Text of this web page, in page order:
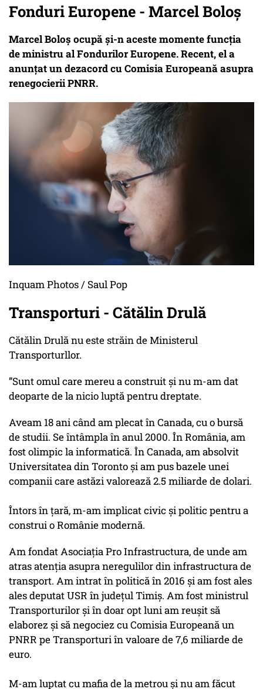
Fonduri Europene - Marcel Boloș
Marcel Boloș ocupă și-n aceste momente funcția
de ministru al Fondurilor Europene. Recent, el a
anunțat un dezacord cu Comisia Europeană asupra
renegocierii PNRR.
Inquam Photos / Saul Pop
Transporturi - Cătălin Drulă
Cătălin Drulă nu este străin de Ministerul
Transporturllor.
”Sunt omul care mereu a construit și nu m-am dat
deoparte de la nicio luptă pentru dreptate.
Aveam 18 ani când am plecat în Canada, cu o bursă
de studii. Se întâmpla în anul 2000. În România, am
fost olimpic la informatică. În Canada, am absolvit
Universitatea din Toronto și am pus bazele unei
companii care astăzi valorează 2.5 miliarde de dolari.
Întors în țară, m-am implicat civic și politic pentru a
construi o Românie modernă.
Am fondat Asociația Pro Infrastructura, de unde am
atras atenția asupra neregulilor din infrastructura de
transport. Am intrat în politică în 2016 și am fost ales
ales deputat USR în județul Timiș. Am fost ministrul
Transporturilor și în doar opt luni am reușit să
elaborez și să negociez cu Comisia Europeană un
PNRR pe Transporturi în valoare de 7,6 miliarde de
euro.
M-am luptat cu mafia de la metrou și nu am făcut